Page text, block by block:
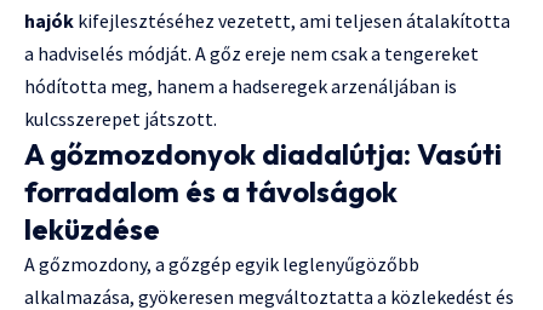
hajók kifejlesztéséhez vezetett, ami teljesen átalakította
a hadviselés módját. A gőz ereje nem csak a tengereket
hódította meg, hanem a hadseregek arzenáljában is
kulcsszerepet játszott.
A gőzmozdonyok diadalútja: Vasúti
forradalom és a távolságok
leküzdése
A gőzmozdony, a gőzgép egyik leglenyűgözőbb
alkalmazása, gyökeresen megváltoztatta a közlekedést és